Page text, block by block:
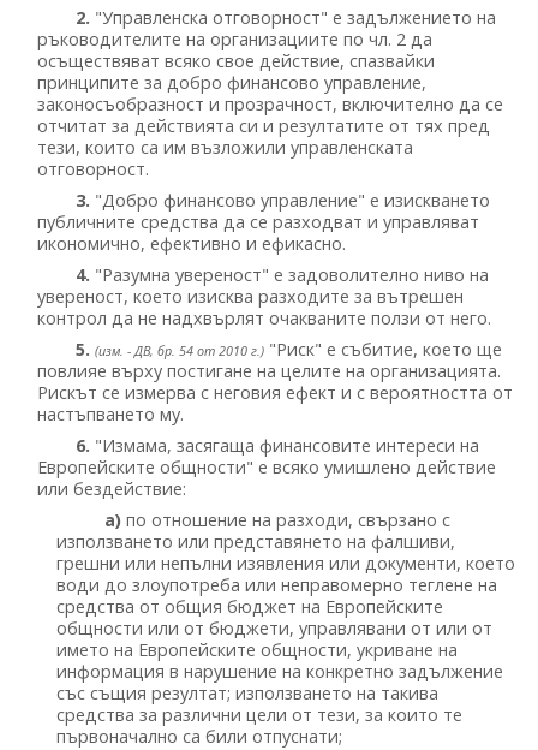
2. "Управленска отговорност" е задължението на
ръководителите на организациите по чл. 2 да
осъществяват всяко свое действие, спазвайки
принципите за добро финансово управление,
законосъобразност и прозрачност, включително да се
отчитат за действията си и резултатите от тях пред
тези, които са им възложили управленската
отговорност.
3. "Добро финансово управление" е изискването
публичните средства да се разходват и управляват
икономично, ефективно и ефикасно.
4. "Разумна увереност" е задоволително ниво на
увереност, което изисква разходите за вътрешен
контрол да не надхвърлят очакваните ползи от него.
5. (изм. - ДВ, бр. 54 от 2010 г.) "Риск" е събитие, което ще
повлияе върху постигане на целите на организацията.
Рискът се измерва с неговия ефект и с вероятността от
настъпването му.
6. "Измама, засягаща финансовите интереси на
Европейските общности" е всяко умишлено действие
или бездействие:
а) по отношение на разходи, свързано с
използването или представянето на фалшиви,
грешни или непълни изявления или документи, което
води до злоупотреба или неправомерно теглене на
средства от общия бюджет на Европейските
общности или от бюджети, управлявани от или от
името на Европейските общности, укриване на
информация в нарушение на конкретно задължение
със същия резултат; използването на такива
средства за различни цели от тези, за които те
първоначално са били отпуснати;